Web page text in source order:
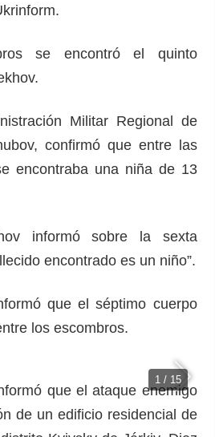
se encontró el quinto
Militar Regional de
confirmó que entre las
encontraba una niña de 13
informó sobre la sexta
encontrado es un niño”.
que el séptimo cuerpo
los escombros.
1 / 15
que el ataque enemigo
de un edificio residencial de